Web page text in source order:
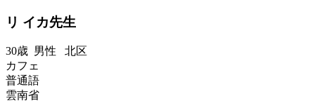
リ イカ先生
30歳 男性 北区
カフェ
普通語
雲南省